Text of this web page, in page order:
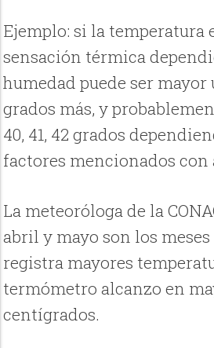
Ejemplo: si la temperatura
sensación térmica
humedad puede ser mayor
grados más, y
40, 41, 42 grados
factores mencionados
La meteoróloga de la
abril y mayo son los meses
registra mayores
termómetro alcanzo en
centígrados.